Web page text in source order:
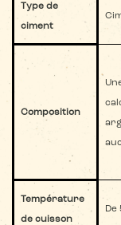
Type de
ciment
Composition
Température
de cuisson
De